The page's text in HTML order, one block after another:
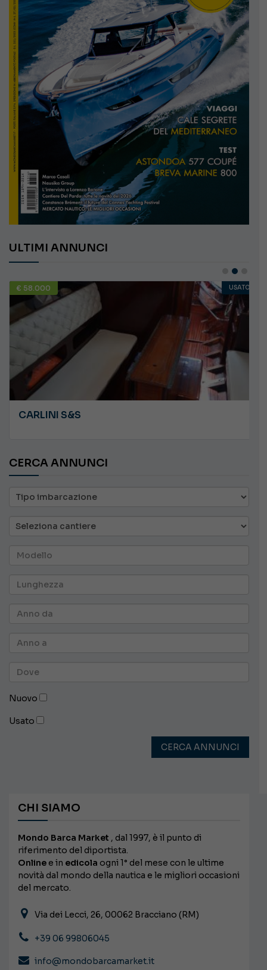
ULTIMI ANNUNCI
€ 58.000 USATO
CARLINI S&S
CERCA ANNUNCI
Nuovo
Usato
CERCA ANNUNCI
CHI SIAMO
Mondo Barca Market , dal 1997, è il punto di
riferimento del diportista.
Online e in edicola ogni 1° del mese con le ultime
novità dal mondo della nautica e le migliori occasioni
del mercato.
Via dei Lecci, 26, 00062 Bracciano (RM)
+39 06 99806045
info@mondobarcamarket.it